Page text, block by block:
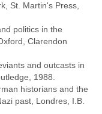
St. Martin's Press,
politics in the
Clarendon
and outcasts in
1988.
historians and the
past, Londres, I.B.